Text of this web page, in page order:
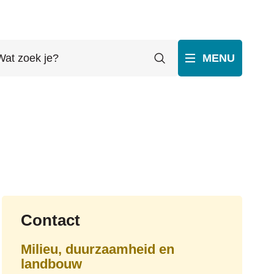
Zoeken MENU
Contact
Milieu, duurzaamheid en
landbouw